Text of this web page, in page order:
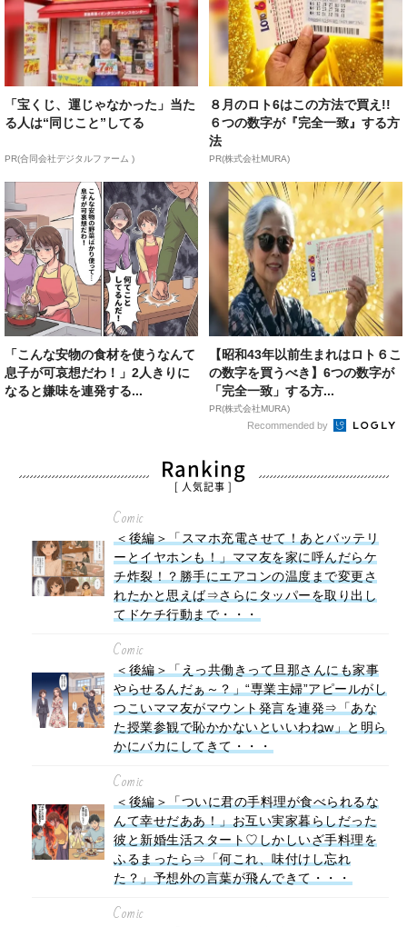
「宝くじ、運じゃなかった」当た
る人は“同じこと”してる
PR(合同会社デジタルファーム )
８月のロト6はこの方法で買え!!
６つの数字が『完全一致』する方
法
PR(株式会社MURA)
「こんな安物の食材を使うなんて
息子が可哀想だわ！」2人きりに
なると嫌味を連発する...
【昭和43年以前生まれはロト６こ
の数字を買うべき】6つの数字が
「完全一致」する方...
PR(株式会社MURA)
Recommended by
Ranking
[ 人気記事 ]
Comic
＜後編＞「スマホ充電させて！あとバッテリ
ーとイヤホンも！」ママ友を家に呼んだらケ
チ炸裂！？勝手にエアコンの温度まで変更さ
れたかと思えば⇒さらにタッパーを取り出し
てドケチ行動まで・・・
Comic
＜後編＞「えっ共働きって旦那さんにも家事
やらせるんだぁ～？」“専業主婦”アピールがし
つこいママ友がマウント発言を連発⇒「あな
た授業参観で恥かかないといいわねw」と明ら
かにバカにしてきて・・・
Comic
＜後編＞「ついに君の手料理が食べられるな
んて幸せだああ！」お互い実家暮らしだった
彼と新婚生活スタート♡しかしいざ手料理を
ふるまったら⇒「何これ、味付けし忘れ
た？」予想外の言葉が飛んできて・・・
Comic